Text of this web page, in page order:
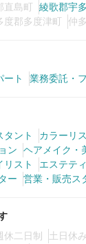
この条件の求人数
直島町 綾歌郡宇
度郡多度津町 仲
ート 業務委託・
タント
カラーリ
ン
ヘアメイク・
リスト
エステテ
ー
営業・販売ス
休二日制 土日休